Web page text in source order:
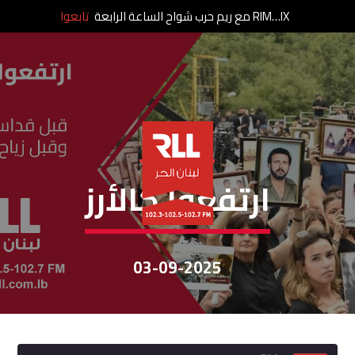
إرتفعوا كالأرز
ارتفعوا كالأرز
03-09-2025
RIM…IX مع ريم حرب شواح الساعة الرابعة تابعوا